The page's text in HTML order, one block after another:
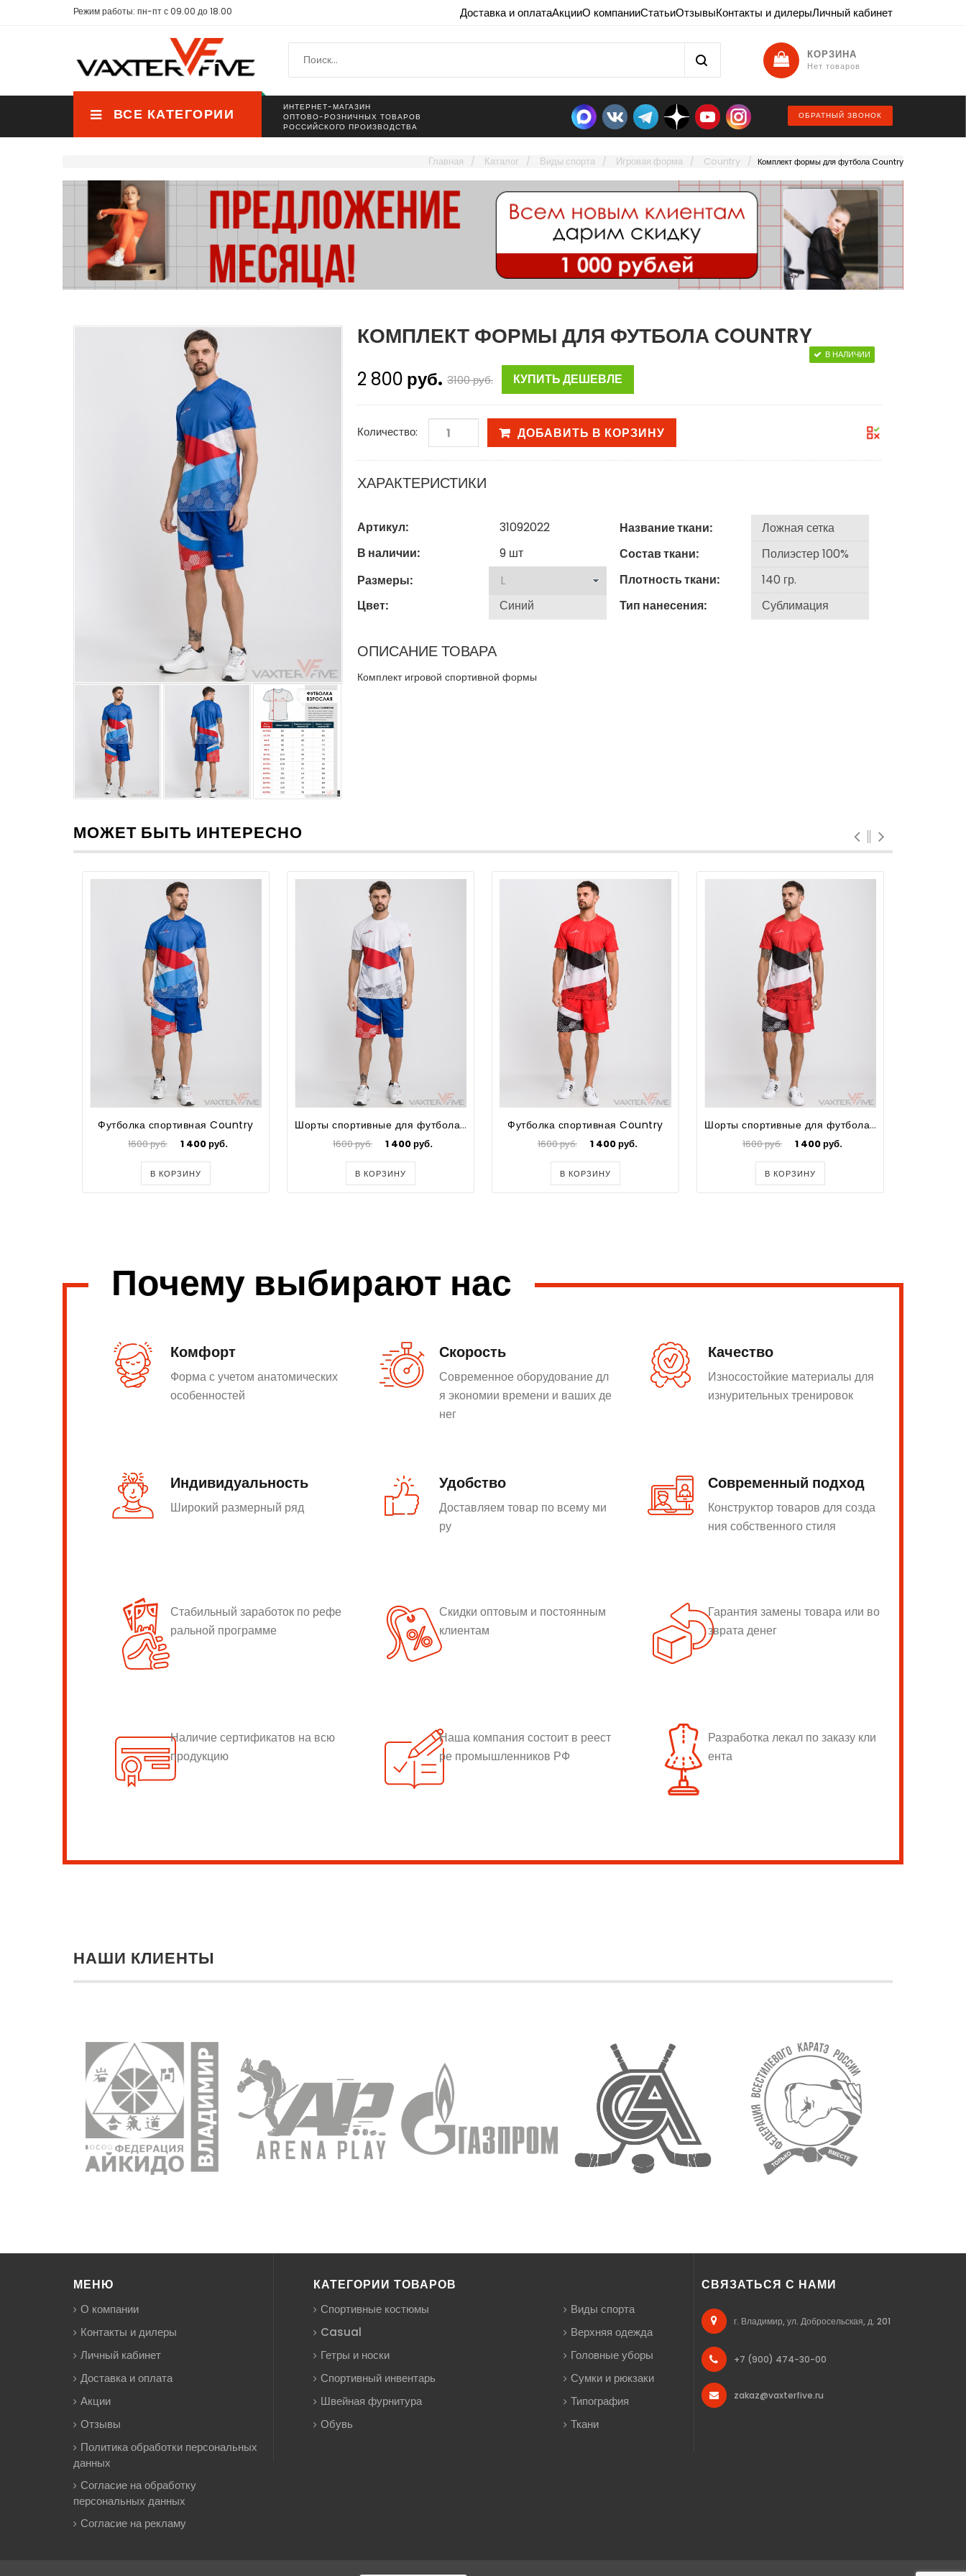
Режим работы: пн-пт с 09.00 до 18.00 Доставка и оплатаАкцииО компанииСтатьиОтзывыКонтакты и дилерыЛичный кабинет
КОРЗИНА
Нет товаров
ВСЕ КАТЕГОРИИ
ИНТЕРНЕТ-МАГАЗИН
ОПТОВО-РОЗНИЧНЫХ ТОВАРОВ
РОССИЙСКОГО ПРОИЗВОДСТВА
ОБРАТНЫЙ ЗВОНОК
Главная Каталог Виды спорта Игровая форма Country Комплект формы для футбола Country
КОМПЛЕКТ ФОРМЫ ДЛЯ ФУТБОЛА COUNTRY
2 800 руб. 3100руб. КУПИТЬ ДЕШЕВЛЕ
В НАЛИЧИИ
Количество: ДОБАВИТЬ В КОРЗИНУ
ХАРАКТЕРИСТИКИ
Артикул:
31092022
В наличии:
9шт
Размеры:
Цвет:
Название ткани:
Состав ткани:
Плотность ткани:
Тип нанесения:
ОПИСАНИЕ ТОВАРА
Комплект игровой спортивной формы
МОЖЕТ БЫТЬ ИНТЕРЕСНО
Футболка спортивная Country
1600 руб. 1 400 руб.
В КОРЗИНУ
Шорты спортивные для футбола Country
1600 руб. 1 400 руб.
В КОРЗИНУ
Футболка спортивная Country
1600 руб. 1 400 руб.
В КОРЗИНУ
Шорты спортивные для футбола Country
1600 руб. 1 400 руб.
В КОРЗИНУ
Почему выбирают нас
Комфорт
Форма с учетом анатомических
особенностей
Скорость
Современное оборудование дл
я экономии времени и ваших де
нег
Качество
Износостойкие материалы для
изнурительных тренировок
Индивидуальность
Широкий размерный ряд
Удобство
Доставляем товар по всему ми
ру
Современный подход
Конструктор товаров для созда
ния собственного стиля
Стабильный заработок по рефе
ральной программе
Скидки оптовым и постоянным
клиентам
Гарантия замены товара или во
зврата денег
Наличие сертификатов на всю
продукцию
Наша компания состоит в реест
ре промышленников РФ
Разработка лекал по заказу кли
ента
НАШИ КЛИЕНТЫ
МЕНЮ
О компании
Контакты и дилеры
Личный кабинет
Доставка и оплата
Акции
Отзывы
Политика обработки персональных
данных
Согласие на обработку
персональных данных
Согласие на рекламу
КАТЕГОРИИ ТОВАРОВ
Спортивные костюмы
Casual
Гетры и носки
Спортивный инвентарь
Швейная фурнитура
Обувь
Виды спорта
Верхняя одежда
Головные уборы
Сумки и рюкзаки
Типография
Ткани
СВЯЗАТЬСЯ С НАМИ
г. Владимир, ул. Добросельская, д. 201
+7 (900) 474-30-00
zakaz@vaxterfive.ru